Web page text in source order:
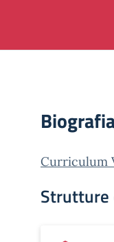
Curriculum
Strutture